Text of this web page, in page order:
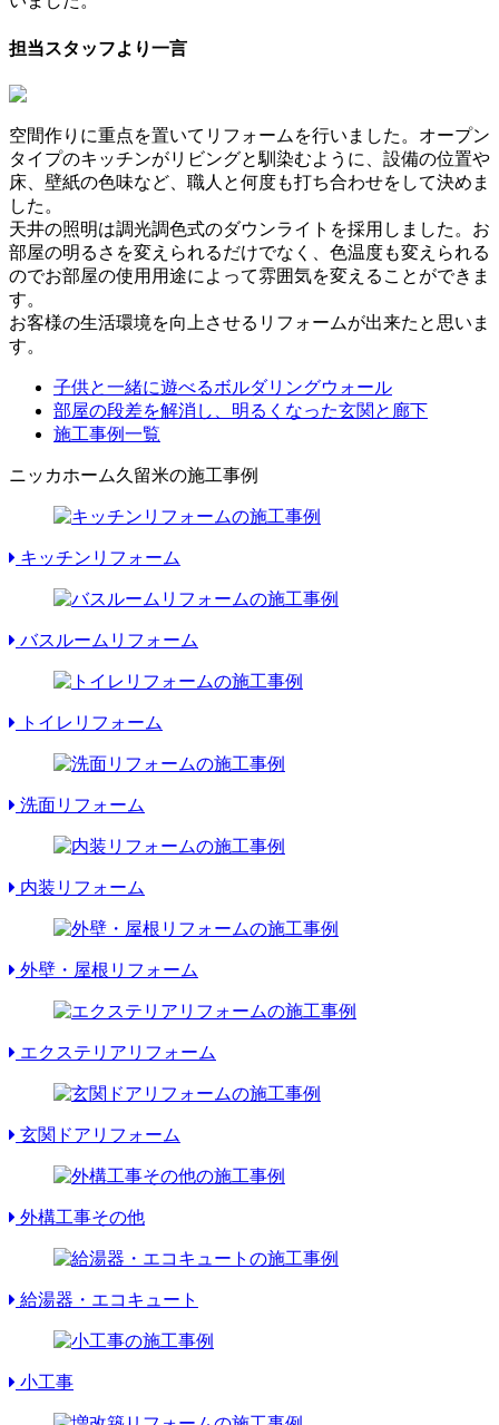
担当スタッフより一言
空間作りに重点を置いてリフォームを行いました。オープン
タイプのキッチンがリビングと馴染むように、設備の位置や
床、壁紙の色味など、職人と何度も打ち合わせをして決めま
した。
天井の照明は調光調色式のダウンライトを採用しました。お
部屋の明るさを変えられるだけでなく、色温度も変えられる
のでお部屋の使用用途によって雰囲気を変えることができま
す。
お客様の生活環境を向上させるリフォームが出来たと思いま
す。
子供と一緒に遊べるボルダリングウォール
部屋の段差を解消し、明るくなった玄関と廊下
施工事例一覧
ニッカホーム久留米の施工事例
キッチンリフォーム
バスルームリフォーム
トイレリフォーム
洗面リフォーム
内装リフォーム
外壁・屋根リフォーム
エクステリアリフォーム
玄関ドアリフォーム
外構工事その他
給湯器・エコキュート
小工事